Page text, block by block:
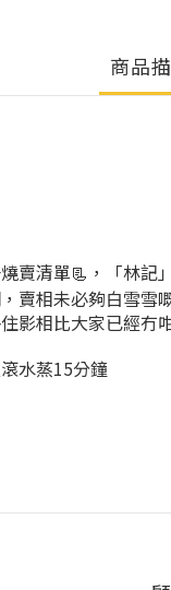
商品
賣清單📃，「林
賣相未必夠白雪雪
影相比大家已經冇
水蒸15分鐘